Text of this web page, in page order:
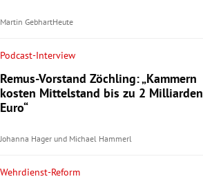
Martin GebhartHeute
Podcast-Interview
Remus-Vorstand Zöchling: „Kammern
kosten Mittelstand bis zu 2 Milliarden
Euro“
Johanna Hager und Michael Hammerl
Wehrdienst-Reform